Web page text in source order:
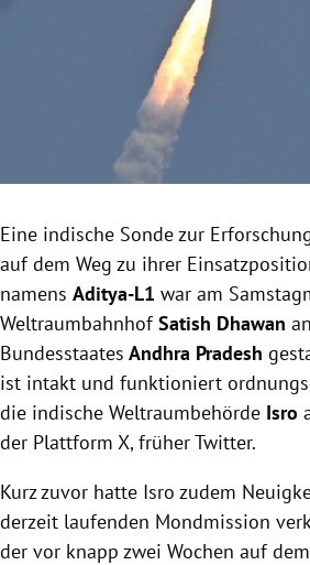
Untermenü
Untermenü
Eine indische Sonde zur
auf dem Weg zu ihrer
namens Aditya-L1 war am
WeltraumbahnhofSatish Dhawan
Bundesstaates Andhra Pradesh
ist intakt und funktioniert
die indische Weltraumbehörde Isro
der Plattform X, früher Twitter.
Kurz zuvor hatte Isro zudem
derzeit laufenden Mondmission
der vor knapp zwei Wochen auf